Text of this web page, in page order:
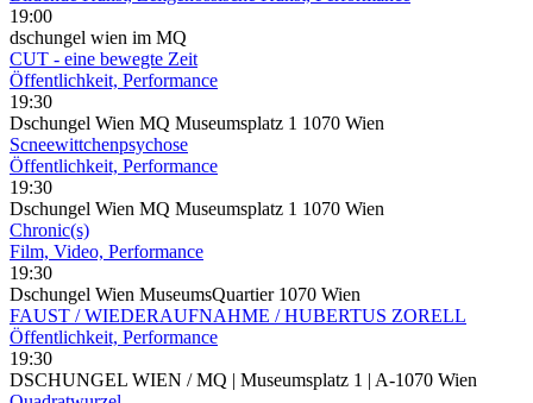
19:00
dschungel wien im MQ
CUT - eine bewegte Zeit
Öffentlichkeit, Performance
19:30
Dschungel Wien MQ Museumsplatz 1 1070 Wien
Scneewittchenpsychose
Öffentlichkeit, Performance
19:30
Dschungel Wien MQ Museumsplatz 1 1070 Wien
Chronic(s)
Film, Video, Performance
19:30
Dschungel Wien MuseumsQuartier 1070 Wien
FAUST / WIEDERAUFNAHME / HUBERTUS ZORELL
Öffentlichkeit, Performance
19:30
DSCHUNGEL WIEN / MQ | Museumsplatz 1 | A-1070 Wien